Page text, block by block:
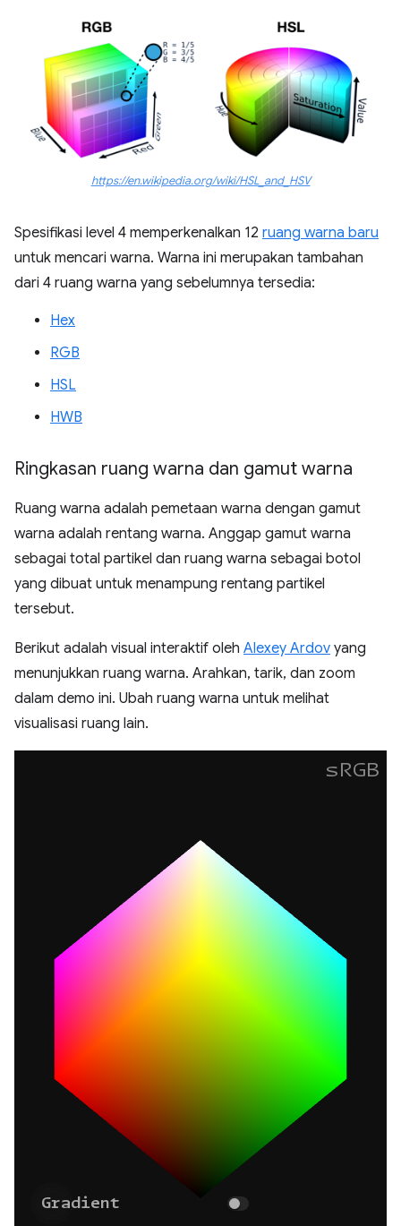
https://en.wikipedia.org/wiki/HSL_and_HSV
Spesifikasi level 4 memperkenalkan 12 ruang warna baru
untuk mencari warna. Warna ini merupakan tambahan
dari 4 ruang warna yang sebelumnya tersedia:
Hex
RGB
HSL
HWB
Ringkasan ruang warna dan gamut warna
Ruang warna adalah pemetaan warna dengan gamut
warna adalah rentang warna. Anggap gamut warna
sebagai total partikel dan ruang warna sebagai botol
yang dibuat untuk menampung rentang partikel
tersebut.
Berikut adalah visual interaktif oleh Alexey Ardov yang
menunjukkan ruang warna. Arahkan, tarik, dan zoom
dalam demo ini. Ubah ruang warna untuk melihat
visualisasi ruang lain.